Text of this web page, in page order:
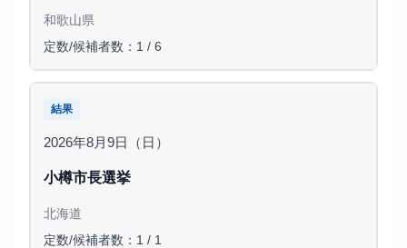
和歌山県
定数/候補者数：1 / 6
結果
2026年8月9日（日）
小樽市長選挙
北海道
定数/候補者数：1 / 1